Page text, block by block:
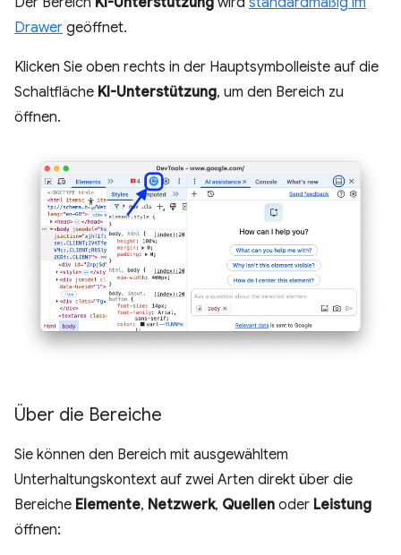
Drawer geöffnet.
Klicken Sie oben rechts in der Hauptsymbolleiste auf die
Schaltfläche KI-Unterstützung, um den Bereich zu
öffnen.
Über die Bereiche
Sie können den Bereich mit ausgewähltem
Unterhaltungskontext auf zwei Arten direkt über die
Bereiche Elemente, Netzwerk, Quellen oder Leistung
öffnen: